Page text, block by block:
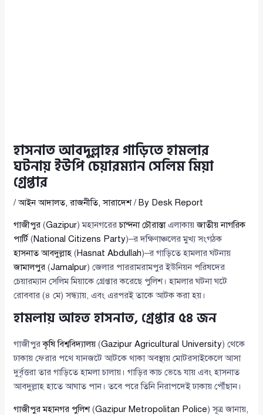
হাসনাত আবদুল্লাহর গাড়িতে হামলার
ঘটনায় ইউপি চেয়ারম্যান সেলিম মিয়া
গ্রেপ্তার
/আইন আদালত,রাজনীতি,সারাদেশ/ By Desk Report
গাজীপুর (Gazipur) মহানগরেরচান্দনা চৌরাস্তাএলাকায়জাতীয় নাগরিক
পার্টি (National Citizens Party)–র দক্ষিণাঞ্চলের মুখ্য সংগঠক
হাসনাত আবদুল্লাহ (Hasnat Abdullah)–র গাড়িতে হামলার ঘটনায়
জামালপুর (Jamalpur) জেলার পাররামরামপুর ইউনিয়ন পরিষদের
চেয়ারম্যান সেলিম মিয়াকে গ্রেপ্তার করেছে পুলিশ। হামলার ঘটনা ঘটে
রোববার (৪ মে) সন্ধ্যায়, এবং এরপরই তাকে আটক করা হয়।
হামলায় আহত হাসনাত, গ্রেপ্তার ৫৪ জন
গাজীপুরকৃষি বিশ্ববিদ্যালয় (Gazipur Agricultural University) থেকে
ঢাকায় ফেরার পথে যানজটে আটকে থাকা অবস্থায় মোটরসাইকেলে আসা
দুর্বৃত্তরা তার গাড়িতে হামলা চালায়। গাড়ির কাচ ভেঙে যায় এবং হাসনাত
আবদুল্লাহ হাতে আঘাত পান। তবে পরে তিনি নিরাপদেই ঢাকায় পৌঁছান।
গাজীপুর মহানগর পুলিশ(Gazipur Metropolitan Police) সূত্র জানায়,